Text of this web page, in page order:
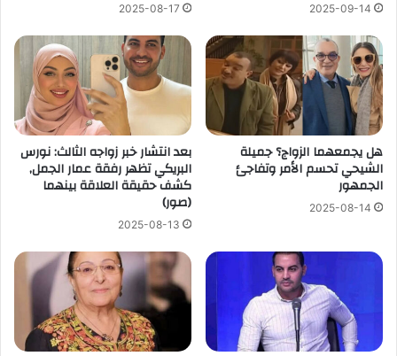
2025-09-14
2025-08-17
هل يجمعهما الزواج؟ جميلة
الشيحي تحسم الأمر وتفاجئ
الجمهور
2025-08-14
بعد انتشار خبر زواجه الثالث: نورس
البريكي تظهر رفقة عمار الجمل,
كشف حقيقة العلاقة بينهما
(صور)
2025-08-13